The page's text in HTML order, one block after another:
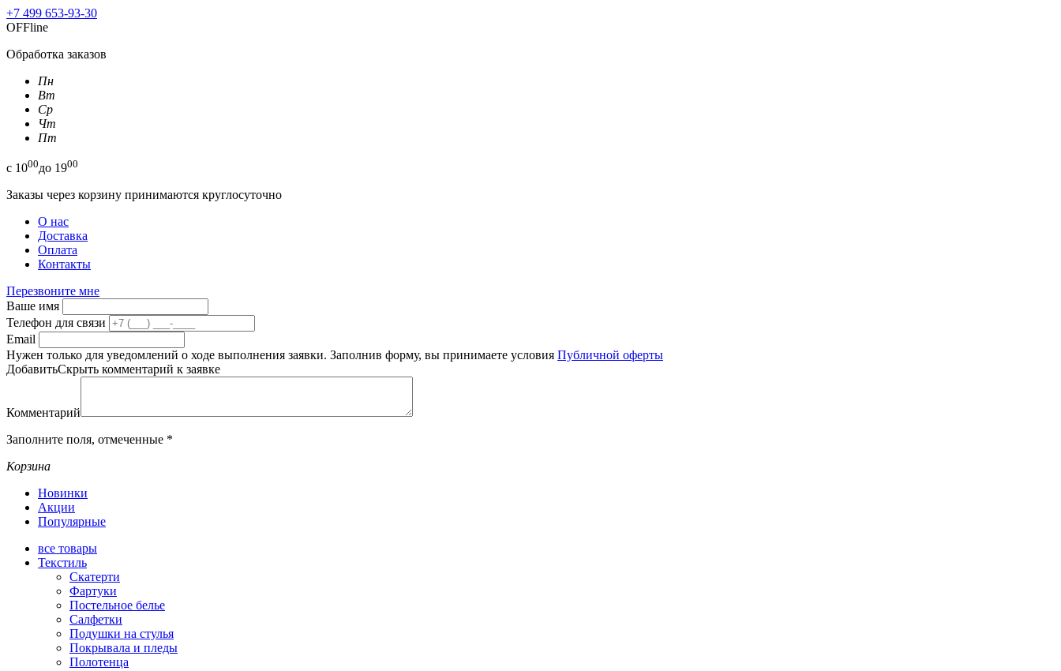
+7 499 653-93-30
OFFline
Обработка заказов
Пн
Вт
Ср
Чт
Пт
с 1000до 1900
Заказы через корзину принимаются круглосуточно
О нас
Доставка
Оплата
Контакты
Перезвоните мне
Ваше имя
Телефон для связи
Email
Нужен только для уведомлений о ходе выполнения заявки. Заполнив форму, вы принимаете условия Публичной оферты
ДобавитьСкрыть комментарий к заявке
Комментарий
Заполните поля, отмеченные *
Корзина
Новинки
Акции
Популярные
все товары
Текстиль
Скатерти
Фартуки
Постельное белье
Салфетки
Подушки на стулья
Покрывала и пледы
Полотенца